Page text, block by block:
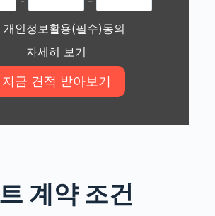
개인정보활용(필수)동의
자세히 보기
계약 조건